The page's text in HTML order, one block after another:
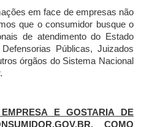
em face de empresas não
que o consumidor busque o
de atendimento do Estado
Públicas, Juizados
órgãos do Sistema Nacional
E GOSTARIA DE
COMO